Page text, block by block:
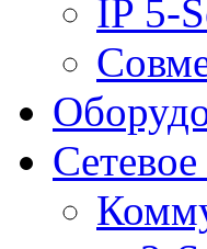
IP 5-